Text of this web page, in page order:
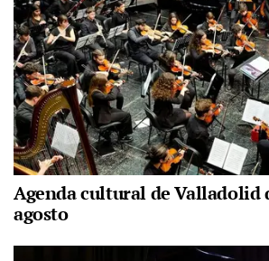
Agenda cultural de Valladolid
agosto